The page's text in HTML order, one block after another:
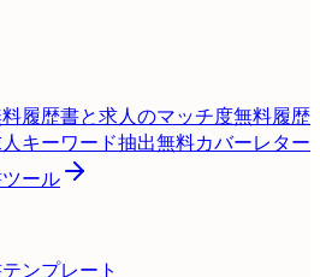
履歴書と求人のマッチ度無料履歴
キーワード抽出無料カバーレター
ール
ンプレート